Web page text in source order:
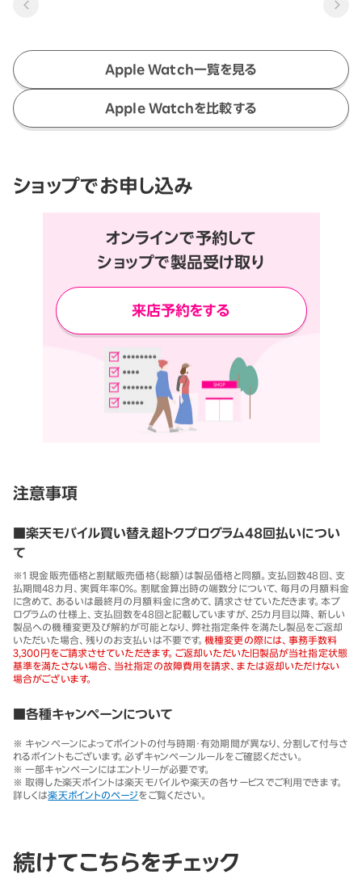
Apple Watch一覧を見る
Apple Watchを比較する
ショップでお申し込み
オンラインで予約して
ショップで製品受け取り
来店予約をする
注意事項
■楽天モバイル買い替え超トクプログラム48回払いについ
て
※1 現金販売価格と割賦販売価格（総額）は製品価格と同額。支払回数48回、支
払期間48カ月、実質年率0％。割賦金算出時の端数分について、毎月の月額料金
に含めて、あるいは最終月の月額料金に含めて、請求させていただきます。本プ
ログラムの仕様上、支払回数を48回と記載していますが、25カ月目以降、新しい
製品への機種変更及び解約が可能となり、弊社指定条件を満たし製品をご返却
いただいた場合、残りのお支払いは不要です。機種変更の際には、事務手数料
3,300円をご請求させていただきます。ご返却いただいた旧製品が当社指定状態
基準を満たさない場合、当社指定の故障費用を請求、または返却いただけない
場合がございます。
■各種キャンペーンについて
※ キャンペーンによってポイントの付与時期・有効期間が異なり、分割して付与さ
れるポイントもございます。必ずキャンペーンルールをご確認ください。
※ 一部キャンペーンにはエントリーが必要です。
※ 取得した楽天ポイントは楽天モバイルや楽天の各サービスでご利用できます。
詳しくは楽天ポイントのページをご覧ください。
続けてこちらをチェック